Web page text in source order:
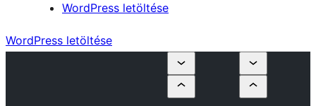
WordPress letöltése
WordPress letöltése